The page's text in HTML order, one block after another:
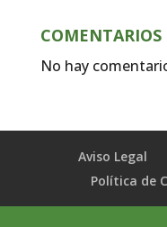
COMENTARIOS
No hay
Aviso Legal
Política de